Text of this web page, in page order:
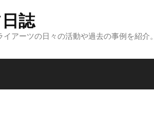
誌
アーツの日々の活動や過去の事例を紹介。